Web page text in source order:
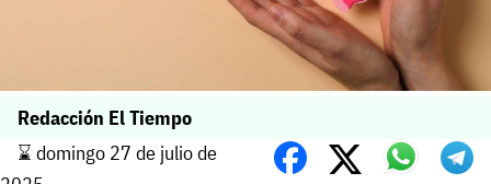
Redacción El Tiempo
⌛️ domingo 27 de julio de